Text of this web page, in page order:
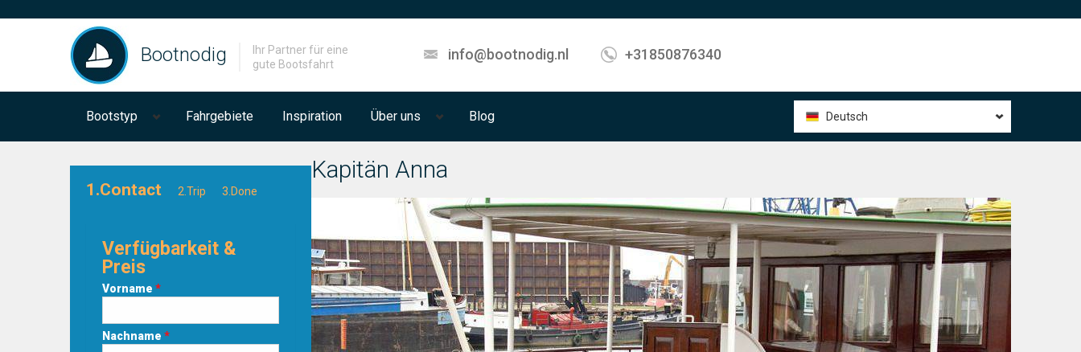
Bootnodig
Ihr Partner für eine
gute Bootsfahrt
info@bootnodig.nl +31850876340
Bootstyp Fahrgebiete Inspiration Über uns Blog Deutsch
1.Contact 2.Trip 3.Done
Verfügbarkeit &
Preis
Vorname *
Nachname *
Kapitän Anna